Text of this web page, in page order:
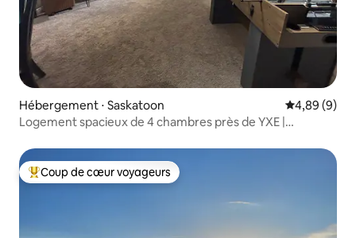
Hébergement ⋅ Saskatoon Évaluation
4,89 (9)
Logement spacieux de 4 chambres près de YXE |
Coups de cœur voyageurs les plus appréciés
Coup de cœur voyageurs